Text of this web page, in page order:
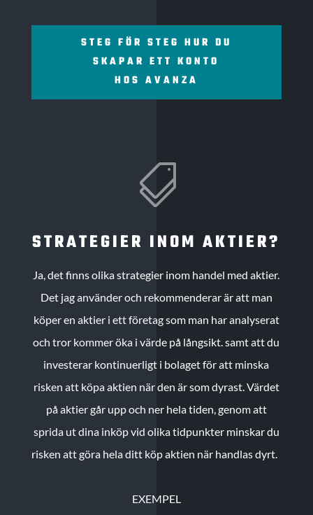
STEG FÖR STEG HUR DU
SKAPAR ETT KONTO
HOS AVANZA

STRATEGIER INOM AKTIER?
Ja, det finns olika strategier inom handel med aktier.
Det jag använder och rekommenderar är att man
köper en aktier i ett företag som man har analyserat
och tror kommer öka i värde på långsikt. samt att du
investerar kontinuerligt i bolaget för att minska
risken att köpa aktien när den är som dyrast. Värdet
på aktier går upp och ner hela tiden, genom att
sprida ut dina inköp vid olika tidpunkter minskar du
risken att göra hela ditt köp aktien när handlas dyrt.
EXEMPEL